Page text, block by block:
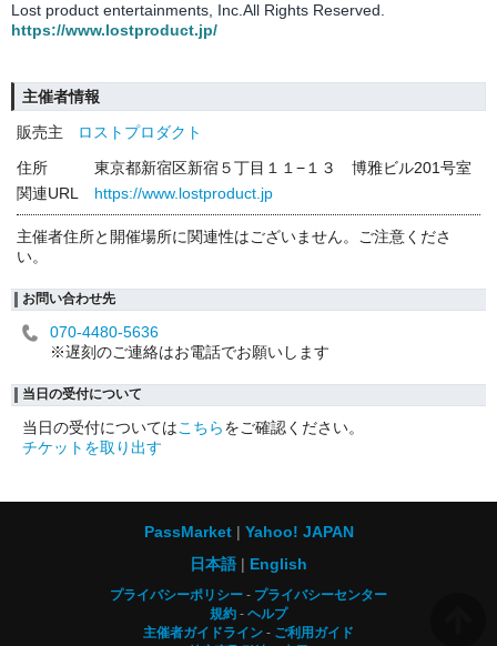
Lost product entertainments, Inc.All Rights Reserved.
https://www.lostproduct.jp/
主催者情報
販売主
ロストプロダクト
住所
東京都新宿区新宿５丁目１１−１３ 博雅ビル201号室
関連URL
https://www.lostproduct.jp
主催者住所と開催場所に関連性はございません。ご注意くださ
い。
お問い合わせ先
070-4480-5636
※遅刻のご連絡はお電話でお願いします
当日の受付について
当日の受付についてはこちらをご確認ください。
チケットを取り出す
PassMarket
Yahoo! JAPAN
日本語
English
プライバシーポリシー
プライバシーセンター
規約
ヘルプ
主催者ガイドライン
ご利用ガイド